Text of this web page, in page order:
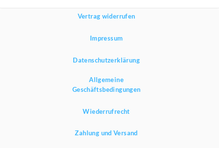
Vertrag widerrufen
Impressum
Datenschutzerklärung
Allgemeine
Geschäftsbedingungen
Wiederrufrecht
Zahlung und Versand